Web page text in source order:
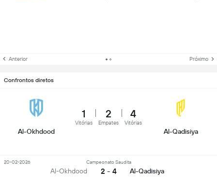
Anterior Próximo
Confrontos diretos
Al-Okhdood
1
Vitórias
2
Empates
4
Vitórias
Al-Qadisiya
Al-Okhdood
Campeonato Saudita
2 - 4 Al-Qadisiya
20-02-2026